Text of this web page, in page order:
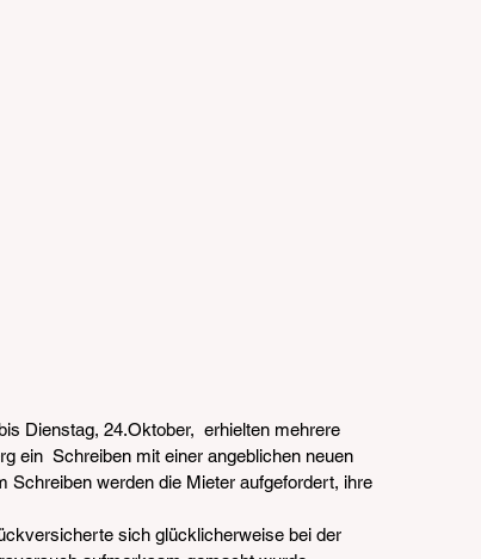
Dienstag, 24.Oktober,  erhielten mehrere
ein  Schreiben mit einer angeblichen neuen
Schreiben werden die Mieter aufgefordert, ihre
sich glücklicherweise bei der